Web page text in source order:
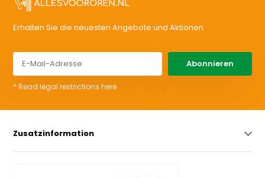
Erhalten Sie die neuesten Angebote und Aktionen
Abonnieren
* Read legal restrictions here
Zusatzinformation